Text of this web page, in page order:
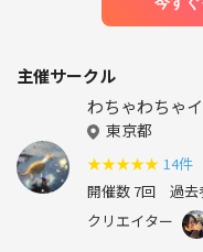
主催サークル
わちゃわちゃ
東京都
★★★★★ 14件
開催数 7回 過去
クリエイター